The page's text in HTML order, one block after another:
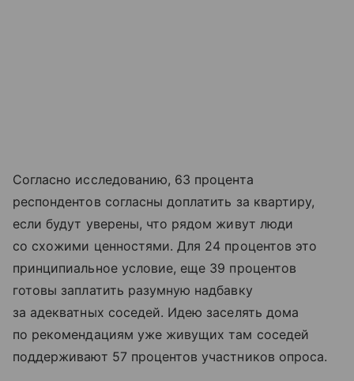
Согласно исследованию, 63 процента
респондентов согласны доплатить за квартиру,
если будут уверены, что рядом живут люди
со схожими ценностями. Для 24 процентов это
принципиальное условие, еще 39 процентов
готовы заплатить разумную надбавку
за адекватных соседей. Идею заселять дома
по рекомендациям уже живущих там соседей
поддерживают 57 процентов участников опроса.